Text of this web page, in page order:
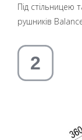
Під стільницею
рушників